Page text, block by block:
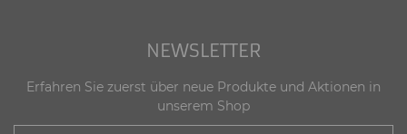
NEWSLETTER
Erfahren Sie zuerst über neue Produkte und Aktionen in
unserem Shop